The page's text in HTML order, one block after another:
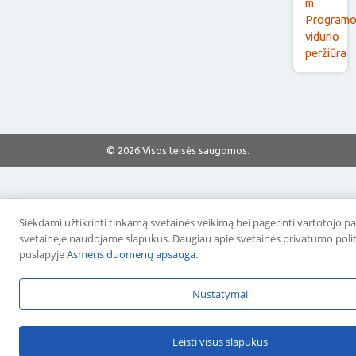
vidurio
peržiūra
© 2026 Visos teisės saugomos.
Siekdami užtikrinti tinkamą svetainės veikimą bei pagerinti vartotojo
svetainėje naudojame slapukus. Daugiau apie svetainės privatumo
puslapyjeAsmens duomenų apsauga.
Nustatymai
Leisti visus slapukus